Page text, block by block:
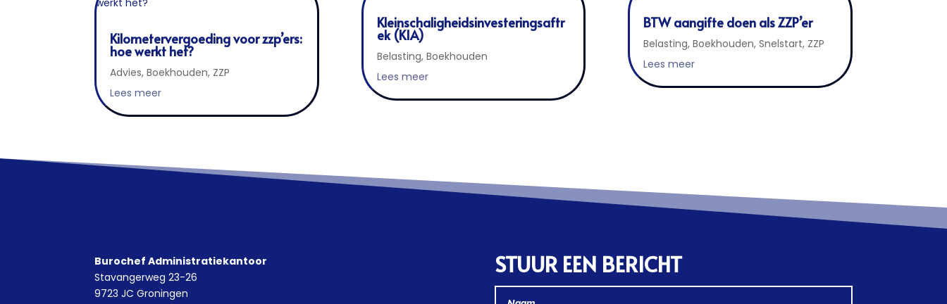
Kilometervergoeding voor zzp’ers:
hoe werkt het?
Advies,Boekhouden, ZZP
Lees meer
Kleinschaligheidsinvesteringsaftr
ek (KIA)
Belasting, Boekhouden
Lees meer
BTW aangifte doen als ZZP’er
Belasting, Boekhouden, Snelstart, ZZP
Lees meer
Burochef Administratiekantoor
Stavangerweg 23-26
9723 JC Groningen
STUUR EEN BERICHT